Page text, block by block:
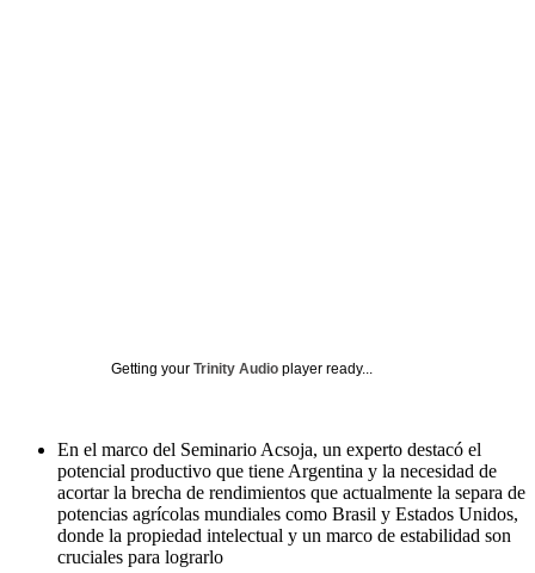
Getting your Trinity Audio player ready...
En el marco del Seminario Acsoja, un experto destacó el
potencial productivo que tiene Argentina y la necesidad de
acortar la brecha de rendimientos que actualmente la separa de
potencias agrícolas mundiales como Brasil y Estados Unidos,
donde la propiedad intelectual y un marco de estabilidad son
cruciales para lograrlo